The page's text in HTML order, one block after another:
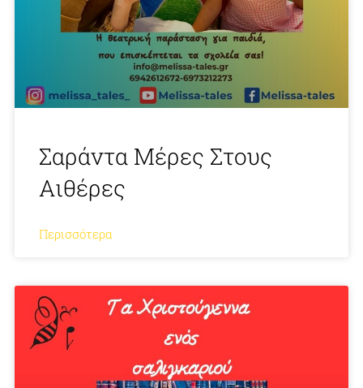
Σαράντα Μέρες Στους
Αιθέρες
Περισσότερα